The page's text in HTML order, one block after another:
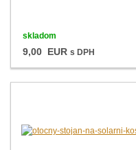
skladom
9,00 EUR s DPH